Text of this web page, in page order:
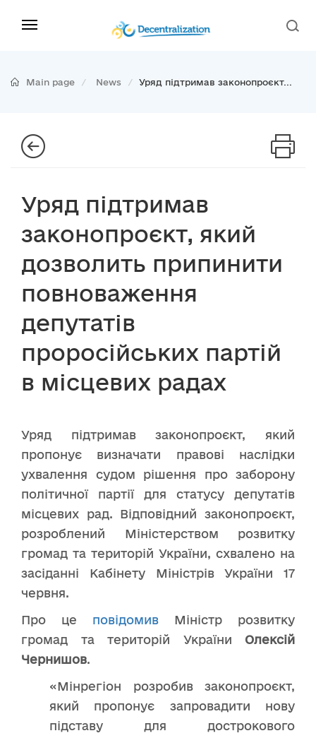
Main page News Уряд підтримав законопроєкт...
Уряд підтримав
законопроєкт, який
дозволить припинити
повноваження
депутатів
проросійських партій
в місцевих радах
Уряд підтримав законопроєкт, який
пропонує визначати правові наслідки
ухвалення судом рішення про заборону
політичної партії для статусу депутатів
місцевих рад. Відповідний законопроєкт,
розроблений Міністерством розвитку
громад та територій України, схвалено на
засіданні Кабінету Міністрів України 17
червня.
Про це повідомив Міністр розвитку
громад та територій України Олексій
Чернишов.
«Мінрегіон розробив законопроєкт,
який пропонує запровадити нову
підставу для дострокового